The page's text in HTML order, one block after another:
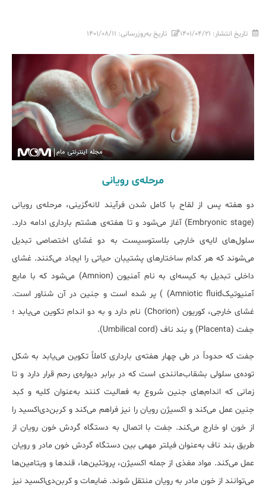
تاریخ انتشار: ۱۴۰۱/۰۴/۲۱ تاریخ به‌روزرسانی: ۱۴۰۱/۰۸/۱۱
مرحله‌ی رویانی
دو هفته پس از لقاح با کامل شدن فرآیند لانه‌گزینی، مرحله‌ی رویانی
(Embryonic stage) آغاز می‌شود و تا هفته‌ی هشتم بارداری ادامه دارد.
سلول‌های لایه‌ی خارجی بلاستوسیست به دو غشای اختصاصی تبدیل
می‌شوند که هر کدام ساختارهای پشتیبان حیاتی را ایجاد می‌کنند. غشای
داخلی تبدیل به کیسه‌ای به نام آمنیون (Amnion) می‌شود که با مایع
آمنیوتیکAmniotic fluid) ) پر شده است و جنین در آن شناور است.
غشای خارجی، کوریون (Chorion) نام دارد و به دو اندام تکوین می‌یابد ؛
جفت (Placenta) و بند ناف (Umbilical cord).
جفت که حدوداً در طی چهار هفته‌ی بارداری کاملاً تکوین می‌یابد به شکل
توده‌ی سلولی بشقاب‌مانندی است که در برابر دیواره‌ی رحم قرار دارد و تا
زمانی که اندام‌های جنین شروع به فعالیت کنند به‌عنوان کلیه و کبد
جنین عمل می‌کند و اکسیژن رویان را نیز فراهم می‌کند و کربن‌دی‌اکسید را
از خون او خارج می‌کند. جفت با اتصال به دستگاه گردش خون رویان از
طریق بند ناف به‌عنوان فیلتر مهمی بین دستگاه گردش خون مادر و رویان
عمل می‌کند. مواد مغذی از جمله اکسیژن، پروتئین‌ها، قندها و ویتامین‌ها
می‌توانند از خون مادر به رویان منتقل شوند. ضایعات و کربن‌دی‌اکسید نیز